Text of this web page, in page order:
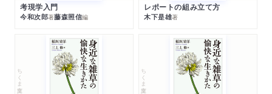
考現学入門
今和次郎著藤森照信編
レポートの組み立て方
木下是雄著
ちくま文庫 ちくま文庫